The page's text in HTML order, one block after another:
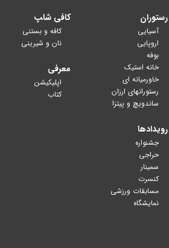
رستوران
آسیایی
اروپایی
بوفه
خانه استیک
خاورمیانه ای
رستورانهای ارزان
ساندویچ و پیتزا
رویدادها
جشنواره
حراجی
سمینار
کنسرت
مسابقات ورزشی
نمایشگاه
کافی شا‍پ
کافه و بستنی
نان و شیرینی
معرفی
اپلیکیشن
کتاب